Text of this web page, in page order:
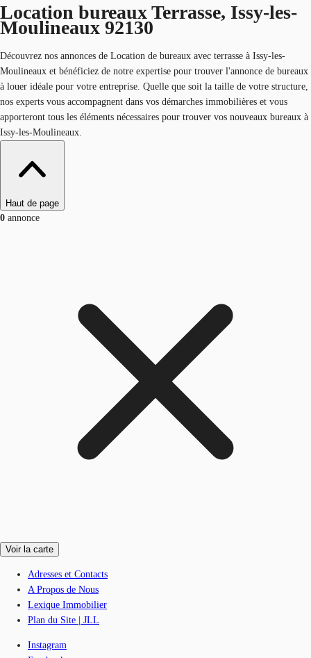
Location bureaux Terrasse, Issy-les-
Moulineaux 92130
Découvrez nos annonces de Location de bureaux avec terrasse à Issy-les-
Moulineaux et bénéficiez de notre expertise pour trouver l'annonce de bureaux
à louer idéale pour votre entreprise. Quelle que soit la taille de votre structure,
nos experts vous accompagnent dans vos démarches immobilières et vous
apporteront tous les éléments nécessaires pour trouver vos nouveaux bureaux à
Issy-les-Moulineaux.
Haut de page
0 annonce
Voir la carte
Adresses et Contacts
A Propos de Nous
Lexique Immobilier
Plan du Site | JLL
Instagram